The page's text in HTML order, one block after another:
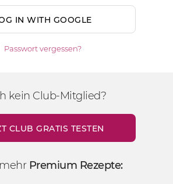
IN WITH GOOGLE
Passwort vergessen?
kein Club-Mitglied?
CLUB GRATIS TESTEN
Premium Rezepte: